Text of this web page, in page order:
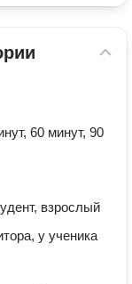
60 минут, 90
взрослый
у ученика